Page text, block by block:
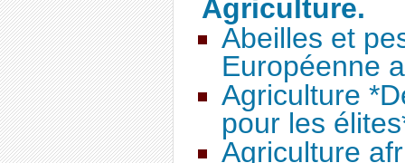
Agriculture.
Abeilles et
Européenne
Agriculture
pour les
Agriculture